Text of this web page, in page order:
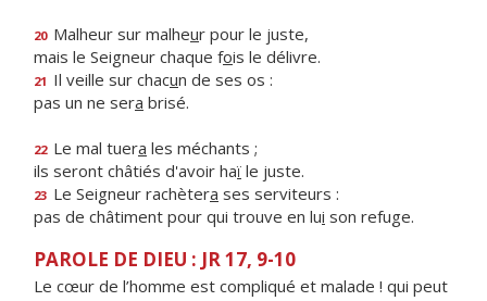
20 Malheur sur malheur pour le juste,
mais le Seigneur chaque fois le délivre.
21 Il veille sur chacun de ses os :
pas un ne sera brisé.
22 Le mal tuera les méchants ;
ils seront châtiés d'avoir haï le juste.
23 Le Seigneur rachètera ses serviteurs :
pas de châtiment pour qui trouve en lui son refuge.
PAROLE DE DIEU : JR 17, 9-10
Le cœur de l’homme est compliqué et malade ! qui peut